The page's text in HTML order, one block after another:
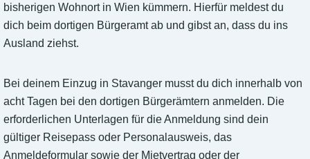
bisherigen Wohnort in Wien kümmern. Hierfür meldest du
dich beim dortigen Bürgeramt ab und gibst an, dass du ins
Ausland ziehst.
Bei deinem Einzug in Stavanger musst du dich innerhalb von
acht Tagen bei den dortigen Bürgerämtern anmelden. Die
erforderlichen Unterlagen für die Anmeldung sind dein
gültiger Reisepass oder Personalausweis, das
Anmeldeformular sowie der Mietvertrag oder der